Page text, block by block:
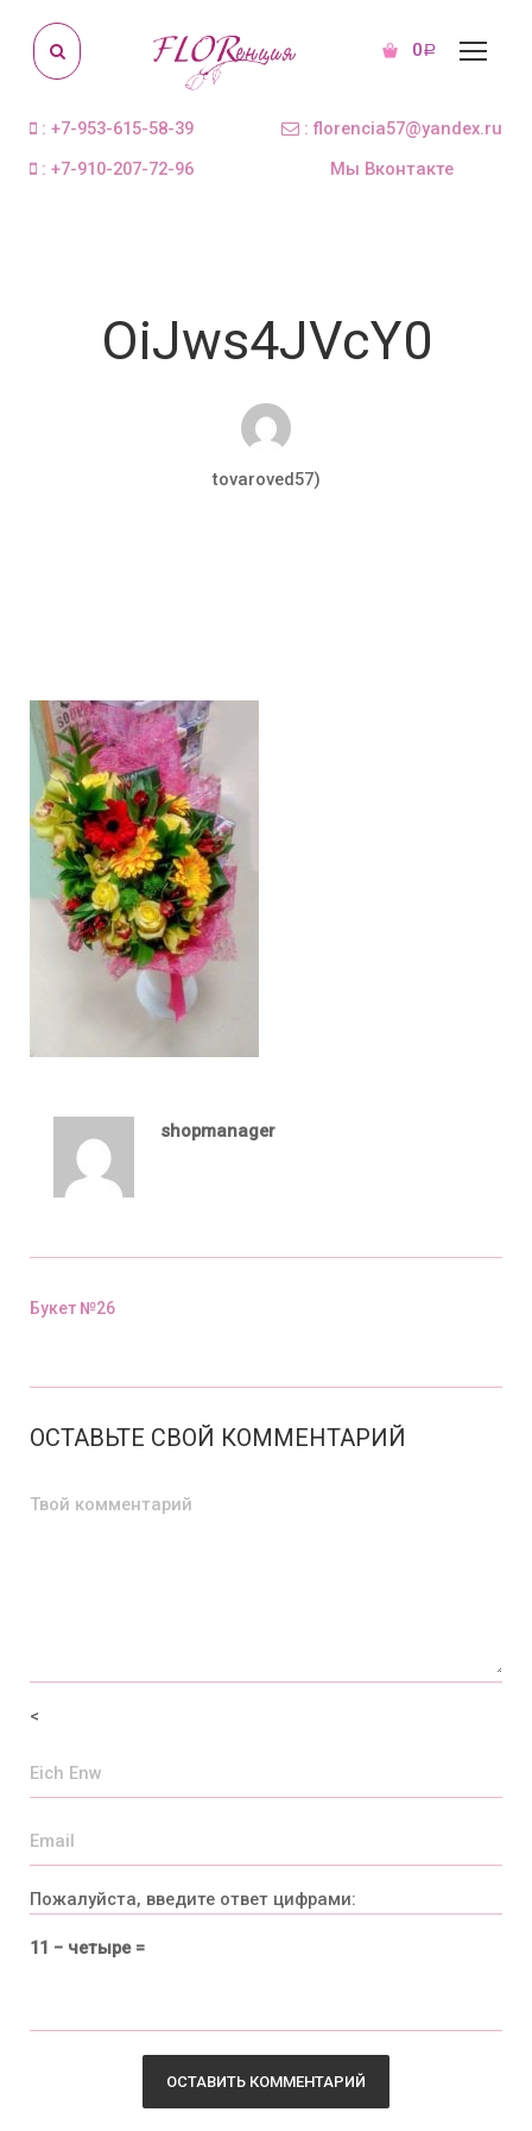
0Р
: +7-953-615-58-39
: +7-910-207-72-96
: florencia57@yandex.ru
Мы Вконтакте
OiJws4JVcY0
tovaroved57)
shopmanager
Букет №26
ОСТАВЬТЕ СВОЙ КОММЕНТАРИЙ
<
Пожалуйста, введите ответ цифрами:
11 − четыре =